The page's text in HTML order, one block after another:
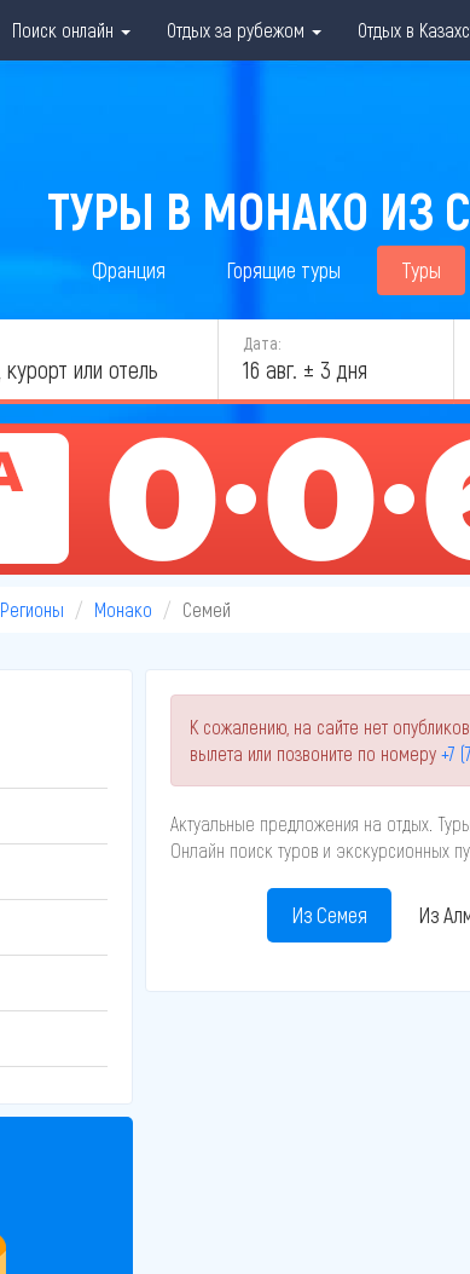
Поиск онлайн Отдых за рубежом Отдых в
ТУРЫ В МОНАКО ИЗ
Франция Горящие туры Туры
Дата:
16 авг. ± 3 дня
Регионы Монако Семей
К сожалению, на сайте нет
вылета или позвоните по номеру +7
Актуальные предложения на отдых.
Онлайн поиск туров и экскурсионных
Из Семея Из